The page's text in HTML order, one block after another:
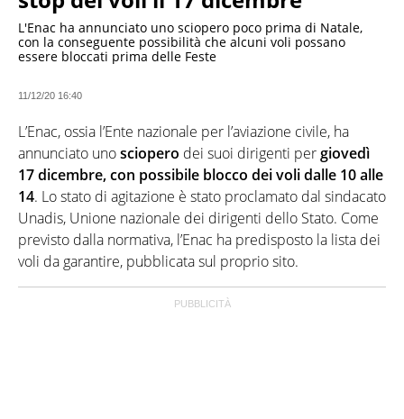
L'Enac ha annunciato uno sciopero poco prima di Natale,
con la conseguente possibilità che alcuni voli possano
essere bloccati prima delle Feste
11/12/20 16:40
L’Enac, ossia l’Ente nazionale per l’aviazione civile, ha
annunciato unosciopero dei suoi dirigenti pergiovedì
17 dicembre, con possibile blocco dei voli dalle 10 alle
14. Lo stato di agitazione è stato proclamato dal sindacato
Unadis, Unione nazionale dei dirigenti dello Stato. Come
previsto dalla normativa, l’Enac ha predisposto la lista dei
voli da garantire, pubblicata sul proprio sito.